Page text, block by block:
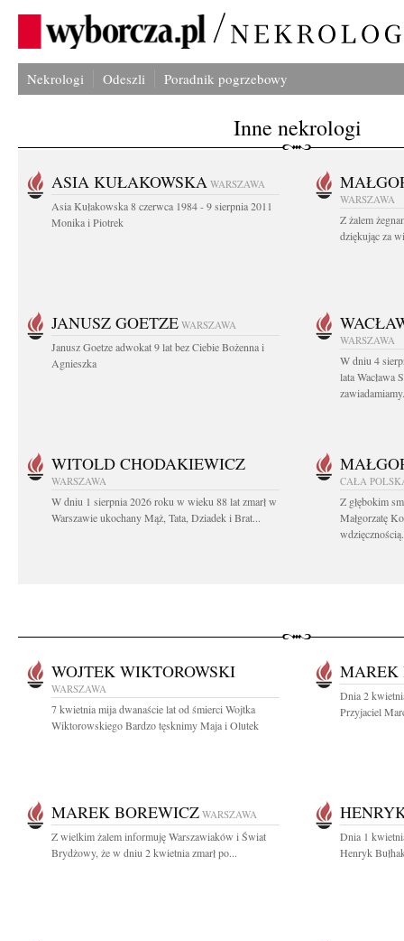
Nekrologi Odeszli Poradnik pogrzebowy
Inne nekrologi
ASIA KUŁAKOWSKA WARSZAWA
Asia Kułakowska 8 czerwca 1984 - 9 sierpnia 2011
Monika i Piotrek
WARSZAWA
Z żalem
dziękując za
JANUSZ GOETZE WARSZAWA
Janusz Goetze adwokat 9 lat bez Ciebie Bożenna i
Agnieszka
WARSZAWA
W dniu 4
lata Wacława
WITOLD CHODAKIEWICZ
WARSZAWA
W dniu 1 sierpnia 2026 roku w wieku 88 lat zmarł w
Warszawie ukochany Mąż, Tata, Dziadek i Brat...
CAŁA
Z głębokim
Małgorzatę
WOJTEK WIKTOROWSKI
WARSZAWA
7 kwietnia mija dwanaście lat od śmierci Wojtka
Wiktorowskiego Bardzo tęsknimy Maja i Olutek
MAREK
Dnia 2
Przyjaciel
MAREK BOREWICZ WARSZAWA
Z wielkim żalem informuję Warszawiaków i Świat
Brydżowy, że w dniu 2 kwietnia zmarł po...
Dnia 1
Henryk